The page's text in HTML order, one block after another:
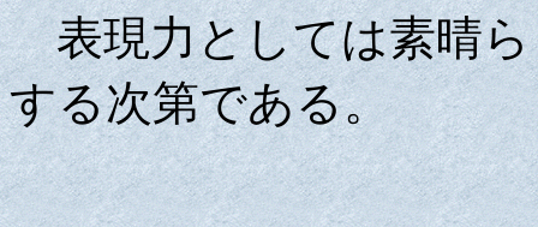
表現力としては素晴ら
する次第である。